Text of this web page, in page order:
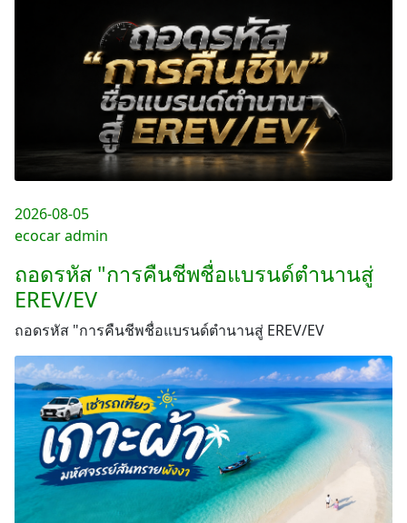
2026-08-05
ecocar admin
ถอดรหัส "การคืนชีพชื่อแบรนด์ตำนานสู่
EREV/EV
ถอดรหัส "การคืนชีพชื่อแบรนด์ตำนานสู่ EREV/EV